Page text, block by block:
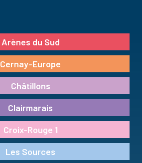
Arènes du Sud
Cernay-Europe
Châtillons
Clairmarais
Croix-Rouge 1
Les Sources